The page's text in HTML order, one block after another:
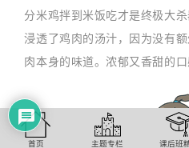
首页 主题专栏 课后班
分米鸡拌到米饭吃才是终极大
浸透了鸡肉的汤汁，因为没有
肉本身的味道。浓郁又香甜的口